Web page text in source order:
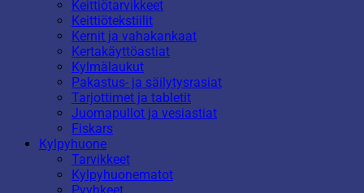
Keittiötarvikkeet
Keittiötekstiilit
Kernit ja vahakankaat
Kertakäyttöastiat
Kylmälaukut
Pakastus- ja säilytysrasiat
Tarjottimet ja tabletit
Juomapullot ja vesiastiat
Fiskars
Kylpyhuone
Tarvikkeet
Kylpyhuonematot
Pyyhkeet